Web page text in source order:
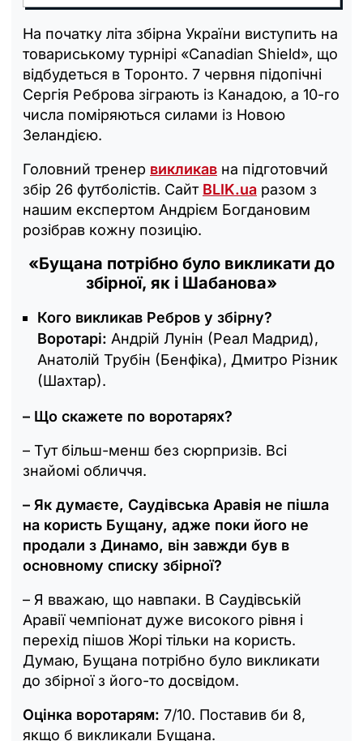
На початку літа збірна України виступить на
товариському турнірі «Canadian Shield», що
відбудеться в Торонто. 7 червня підопічні
Сергія Реброва зіграють із Канадою, а 10-го
числа поміряються силами із Новою
Зеландією.
Головний тренер викликав на підготовчий
збір 26 футболістів. Сайт BLIK.ua разом з
нашим експертом Андрієм Богдановим
розібрав кожну позицію.
«Бущана потрібно було викликати до
збірної, як і Шабанова»
Кого викликав Ребров у збірну?
Воротарі: Андрій Лунін (Реал Мадрид),
Анатолій Трубін (Бенфіка), Дмитро Різник
(Шахтар).
– Що скажете по воротарях?
– Тут більш-менш без сюрпризів. Всі
знайомі обличчя.
– Як думаєте, Саудівська Аравія не пішла
на користь Бущану, адже поки його не
продали з Динамо, він завжди був в
основному списку збірної?
– Я вважаю, що навпаки. В Саудівській
Аравії чемпіонат дуже високого рівня і
перехід пішов Жорі тільки на користь.
Думаю, Бущана потрібно було викликати
до збірної з його-то досвідом.
Оцінка воротарям: 7/10. Поставив би 8,
якщо б викликали Бущана.